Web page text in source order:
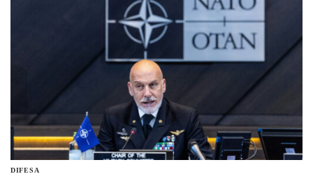
protezione dei bilanci in una fase di profonde tensioni
DIFESA